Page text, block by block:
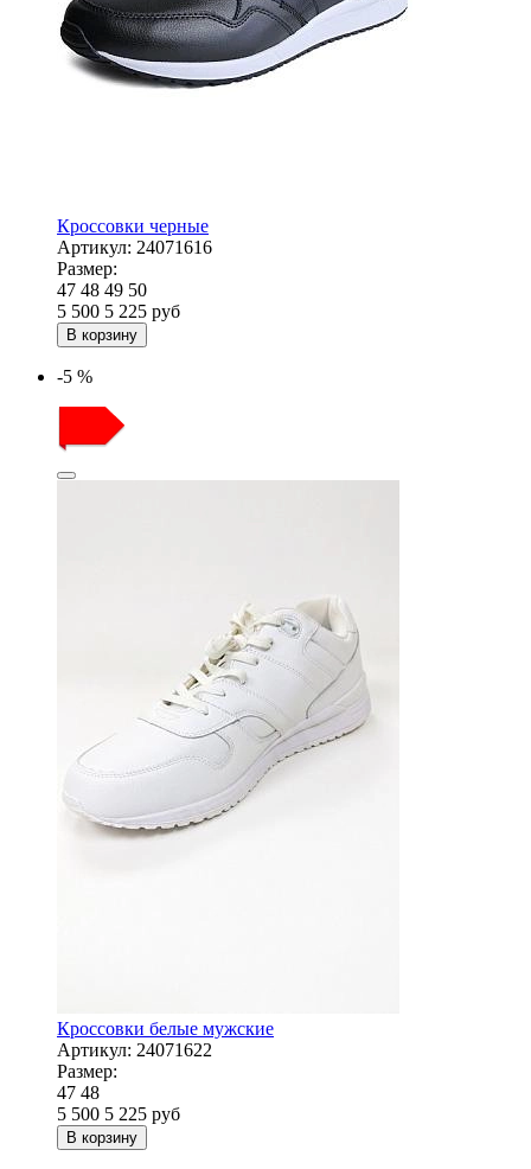
Кроссовки черные
Артикул: 24071616
Размер:
47 48 49 50
5 500 5 225 руб
В корзину
-5 %
Кроссовки белые мужские
Артикул: 24071622
Размер:
47 48
5 500 5 225 руб
В корзину